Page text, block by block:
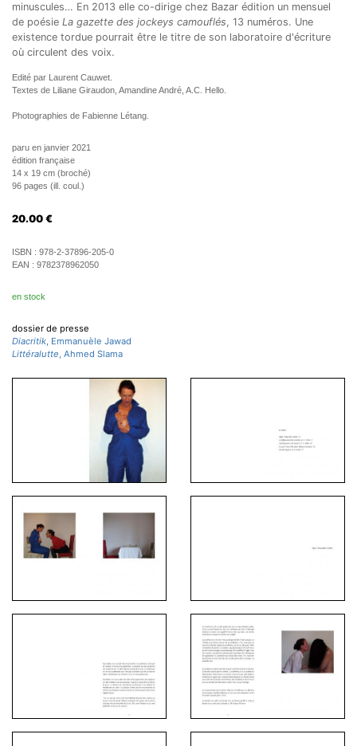
minuscules… En 2013 elle co-dirige chez Bazar édition un mensuel
de poésie La gazette des jockeys camouflés, 13 numéros. Une
existence tordue pourrait être le titre de son laboratoire d'écriture
où circulent des voix.
Edité par Laurent Cauwet.
Textes de Liliane Giraudon, Amandine André, A.C. Hello.
Photographies de Fabienne Létang.
paru en janvier 2021
édition française
14 x 19 cm (broché)
96 pages (ill. coul.)
20.00 €
ISBN : 978-2-37896-205-0
EAN : 9782378962050
en stock
dossier de presse
Diacritik, Emmanuèle Jawad
Littéralutte, Ahmed Slama